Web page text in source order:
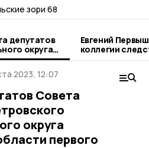
депутатов
округа
созыва
Евгений
коллегии
Тамбовской
2023, 12:07
Совета
округа
первого